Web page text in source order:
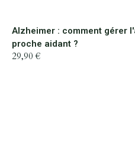
Alzheimer : comment gérer
proche aidant ?
29,90€